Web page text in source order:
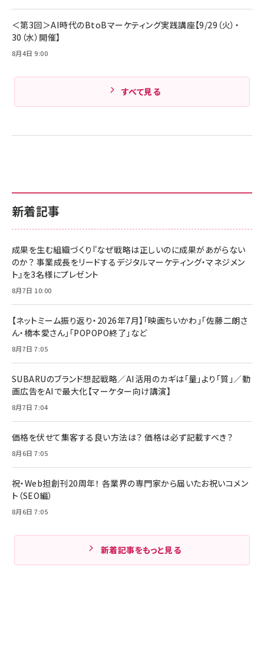
新着記事
成果を生む組織づくり『なぜ戦略は正しいのに成果があがらない
のか？ 事業成長をリードするデジタルマーケティング・マネジメン
ト』を3名様にプレゼント
8月7日 10:00
【ネットミーム振り返り・2026年7月】「映画ちいかわ」「佐藤二朗さ
ん・橋本愛さん」「POPOPO終了」など
8月7日 7:05
SUBARUのブランド想起戦略／AI活用のカギは「量」より「質」／動
画広告をAIで最大化【マーケター向け講演】
8月7日 7:04
価格を伏せて集客する良い方法は？ 価格は必ず記載すべき？
8月6日 7:05
祝・Web担創刊20周年！ 各業界の専門家から届いたお祝いコメン
ト（SEO編）
8月6日 7:05
新着記事をもっと見る
＜第3回＞AI時代のBtoBマーケティング実践講座【9/29（火）・
30（水）開催】
8月4日 9:00
すべて見る